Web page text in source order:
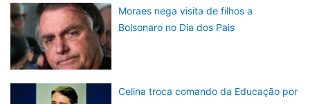
Moraes nega visita de filhos a
Bolsonaro no Dia dos Pais
Celina troca comando da Educação por